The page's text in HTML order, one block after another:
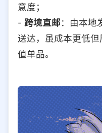
意度；
- 跨境直邮：由本地
送达，虽成本更低
值单品。